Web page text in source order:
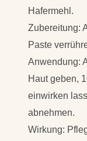
Hafermehl.
Zubereitung:
Paste
Anwendung:
Haut geben,
einwirken
abnehmen.
Wirkung: